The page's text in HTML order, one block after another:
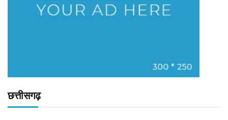
छत्तीसगढ़